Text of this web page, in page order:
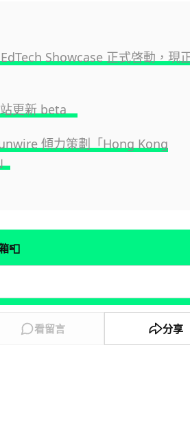
Showcase 正式啓動，現
站更新 beta
傾力策劃「Hong Kong
📮
看留言 分享